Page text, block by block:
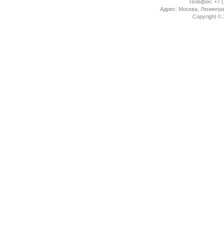
Телефон: +7
Адрес: Москва,
Copyright ©